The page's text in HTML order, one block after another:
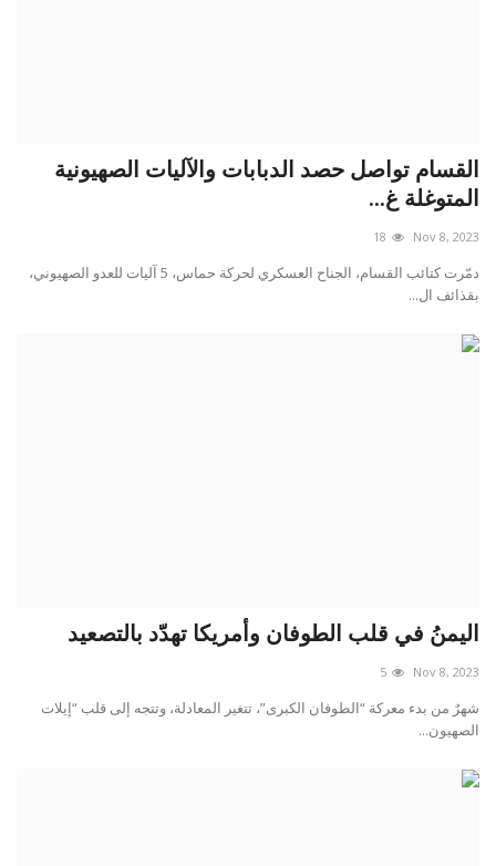
القسام تواصل حصد الدبابات والآليات الصهيونية
المتوغلة غ...
Nov 8, 2023
18
دمّرت كتائب القسام، الجناح العسكري لحركة حماس، 5 آليات للعدو الصهيوني،
بقذائف ال...
اليمنُ في قلب الطوفان وأمريكا تهدّد بالتصعيد
Nov 8, 2023
5
شهرٌ من بدء معركة “الطوفان الكبرى”، تتغير المعادلة، وتتجه إلى قلب “إيلات
الصهيون...